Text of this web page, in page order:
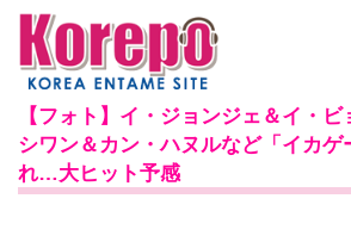
【フォト】イ・ジョンジェ＆イ・ビ
シワン＆カン・ハヌルなど「イカゲ
れ…大ヒット予感